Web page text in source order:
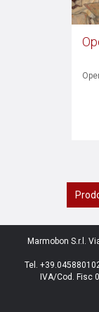
Marmobon S.r.l.
Tel.
IVA/Cod. Fisc